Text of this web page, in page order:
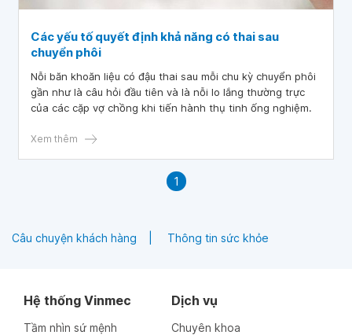
Các yếu tố quyết định khả năng có thai sau
chuyển phôi
Nỗi băn khoăn liệu có đậu thai sau mỗi chu kỳ chuyển phôi
gần như là câu hỏi đầu tiên và là nỗi lo lắng thường trực
của các cặp vợ chồng khi tiến hành thụ tinh ống nghiệm.
Xem thêm
1
Câu chuyện khách hàng Thông tin sức khỏe
Hệ thống Vinmec
Tầm nhìn sứ mệnh
Dịch vụ
Chuyên khoa